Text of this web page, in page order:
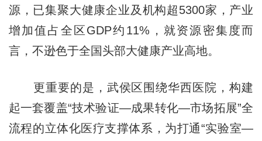
源，已集聚大健康企业及机构超5300家，产业
增加值占全区GDP约11%，就资源密集度而
言，不逊色于全国头部大健康产业高地。
更重要的是，武侯区围绕华西医院，构建
起一套覆盖“技术验证—成果转化—市场拓展”全
流程的立体化医疗支撑体系，为打通“实验室—